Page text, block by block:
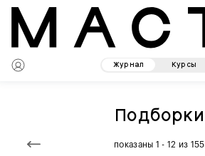
Журнал Курсы
Подборки
показаны 1 - 12 из 155